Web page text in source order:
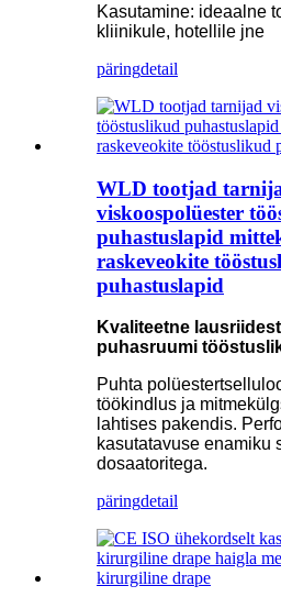
Kasutamine: ideaalne
kliinikule, hotellile jne
päringdetail
WLD tootjad
viskoospolüester
puhastuslapid
raskeveokite
puhastuslapid
Kvaliteetne
puhasruumi
Puhta
töökindlus ja
lahtises pakendis.
kasutatavuse enamiku
dosaatoritega.
päringdetail